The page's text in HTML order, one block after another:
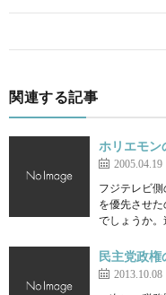
関連する記事
ホリエモン
2005.04.19
フジテレビ
を優先させ
でしょうか
民主党政
2013.10.08